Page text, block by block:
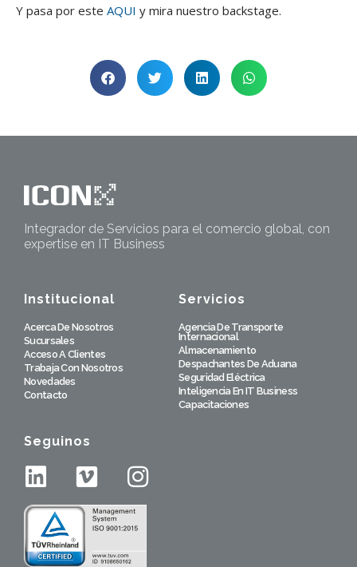
Y pasa por este AQUI y mira nuestro backstage.
Integrador de Servicios para el comercio global, con
expertise en IT Business
Institucional
Acerca De Nosotros
Sucursales
Acceso A Clientes
Trabaja Con Nosotros
Novedades
Contacto
Servicios
Agencia De Transporte
Internacional
Almacenamiento
Despachantes De Aduana
Seguridad Eléctrica
Inteligencia En IT Business
Capacitaciones
Seguinos